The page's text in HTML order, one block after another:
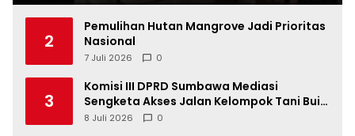
2
Pemulihan Hutan Mangrove Jadi Prioritas
Nasional
7 Juli 2026 0
3
Komisi III DPRD Sumbawa Mediasi
Sengketa Akses Jalan Kelompok Tani Buin
Dua
8 Juli 2026 0